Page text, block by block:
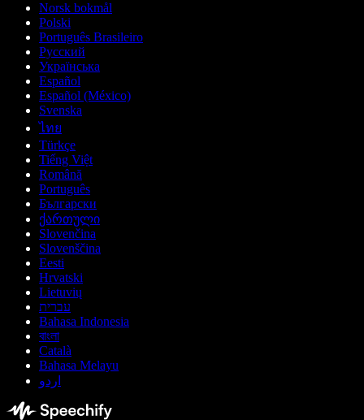
Norsk bokmål
Polski
Português Brasileiro
Русский
Українська
Español
Español (México)
Svenska
ไทย
Türkçe
Tiếng Việt
Română
Português
Български
ქართული
Slovenčina
Slovenščina
Eesti
Hrvatski
Lietuvių
עברית
Bahasa Indonesia
বাংলা
Català
Bahasa Melayu
اردو